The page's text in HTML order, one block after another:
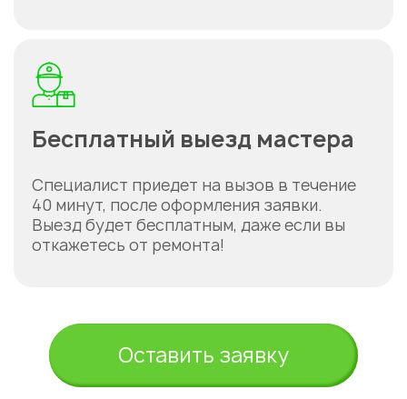
Бесплатный выезд мастера
Специалист приедет на вызов в течение
40 минут, после оформления заявки.
Выезд будет бесплатным, даже если вы
откажетесь от ремонта!
Оставить заявку